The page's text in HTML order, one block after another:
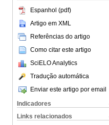
Espanhol (pdf)
Artigo em XML
Referências do artigo
Como citar este artigo
SciELO Analytics
Tradução automática
Enviar este artigo por email
Indicadores
Links relacionados